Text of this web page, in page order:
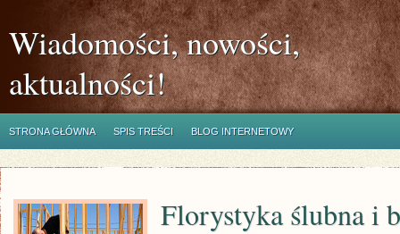
Wiadomości, nowości,
aktualności!
STRONA GŁÓWNA SPIS TREŚCI BLOG INTERNETOWY
Florystyka ślubna i